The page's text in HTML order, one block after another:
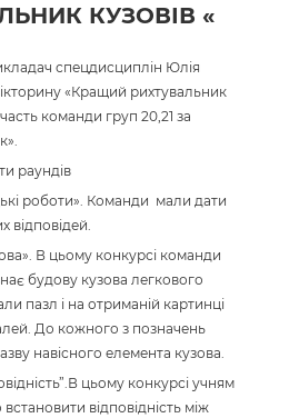
КУЗОВІВ «
спецдисциплін Юлія
«Кращий рихтувальник
команди груп 20,21 за
раундів
роботи». Команди мали дати
відповідей.
В цьому конкурсі команди
будову кузова легкового
пазл і на отриманій картинці
До кожного з позначень
навісного елемента кузова.
цьому конкурсі учням
відповідність між